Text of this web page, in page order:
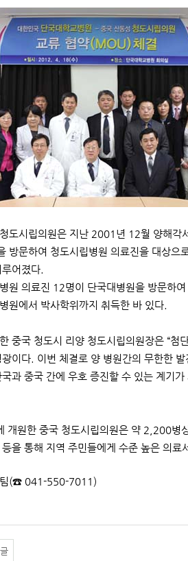
도시립의원은 지난 2001년 12월 양해각
방문하여 청도시립병원 의료진을 대상으
어졌다.
원 의료진 12명이 단국대병원을 방문하
원에서 박사학위까지 취득한 바 있다.
중국 청도시 리양 청도시립의원장은 “첨
이다. 이번 체결로 양 병원간의 무한한
과 중국 간에 우호 증진할 수 있는 계기
개원한 중국 청도시립의원은 약 2,200병
을 통해 지역 주민들에게 수준 높은 의료
(☎ 041-550-7011)